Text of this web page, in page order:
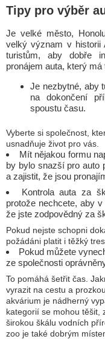
Tipy pro výběr
Je velké město,
velký význam v historii
turistům, aby dobře
pronájem auta, který
Je nezbytné, aby
na dokončení
spoustu času.
Vyberte si společnost,
usnadňuje život pro vás.
Mít nějakou formu
by bylo snazší pro auto
a zajistit, že jsou
Kontrola auta za
protože nechcete, aby
že jste zodpovědný za
Pokud nejste schopni
požádáni platit i těžký
Pokud můžete
ze společnosti
To pomáhá šetřit čas.
vyrazit na cestu a
akvárium je nádherný
kategorií se mohou těšit,
širokou škálu vodních
zoo je také dobrým